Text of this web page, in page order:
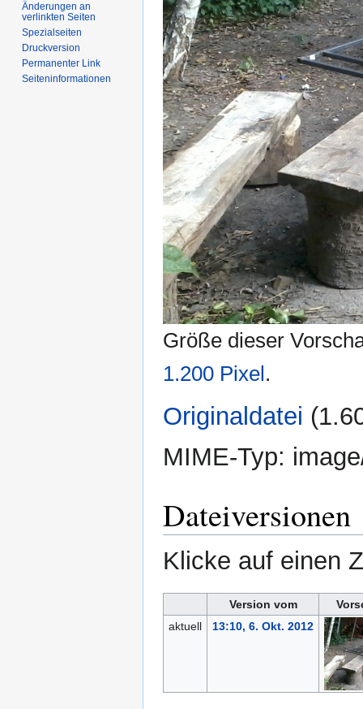
Größe dieser
1.200 Pixel.
Originaldatei
MIME-Typ:
Dateiversionen
Klicke auf einen
Version vom
aktuell
13:10, 6. Okt. 2012
Änderungen an
verlinkten Seiten
Spezialseiten
Druckversion
Permanenter Link
Seiten­informationen